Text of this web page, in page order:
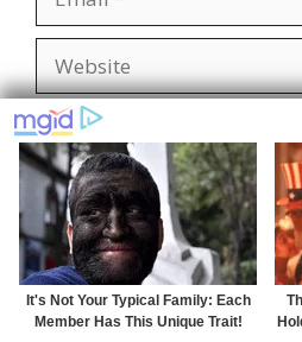
Save my name, email,
browser for the next